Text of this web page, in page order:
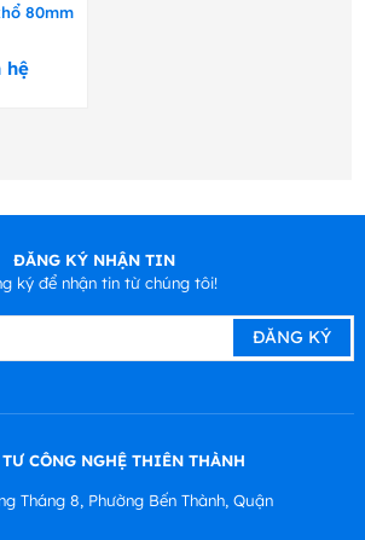
80mm
hệ
ĐĂNG KÝ NHẬN TIN
ký để nhận tin từ chúng tôi!
CÔNG NGHỆ THIÊN THÀNH
Tháng 8, Phường Bến Thành, Quận